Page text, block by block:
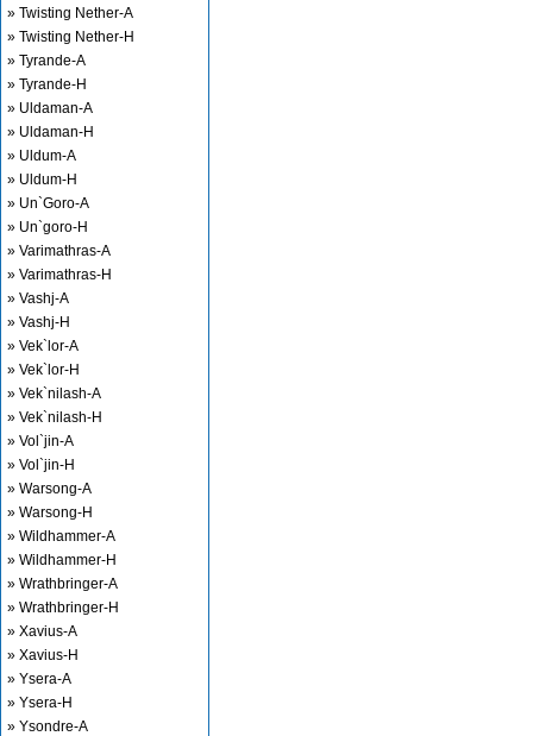
» Twisting Nether-A
» Twisting Nether-H
» Tyrande-A
» Tyrande-H
» Uldaman-A
» Uldaman-H
» Uldum-A
» Uldum-H
» Un`Goro-A
» Un`goro-H
» Varimathras-A
» Varimathras-H
» Vashj-A
» Vashj-H
» Vek`lor-A
» Vek`lor-H
» Vek`nilash-A
» Vek`nilash-H
» Vol`jin-A
» Vol`jin-H
» Warsong-A
» Warsong-H
» Wildhammer-A
» Wildhammer-H
» Wrathbringer-A
» Wrathbringer-H
» Xavius-A
» Xavius-H
» Ysera-A
» Ysera-H
» Ysondre-A